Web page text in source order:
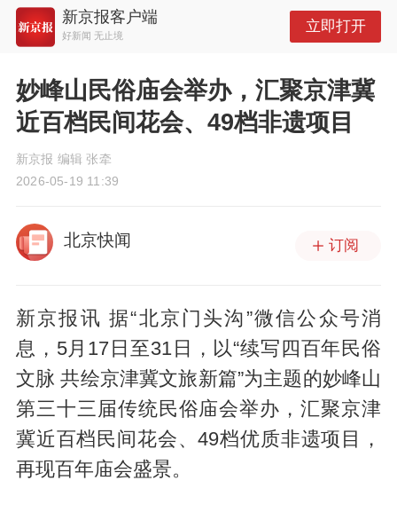
新京报客户端
好新闻 无止境
立即打开
妙峰山民俗庙会举办，汇聚京津冀
近百档民间花会、49档非遗项目
新京报 编辑 张牵
2026-05-19 11:39
北京快闻 订阅
新京报讯 据“北京门头沟”微信公众号消
息，5月17日至31日，以“续写四百年民俗
文脉 共绘京津冀文旅新篇”为主题的妙峰山
第三十三届传统民俗庙会举办，汇聚京津
冀近百档民间花会、49档优质非遗项目，
再现百年庙会盛景。